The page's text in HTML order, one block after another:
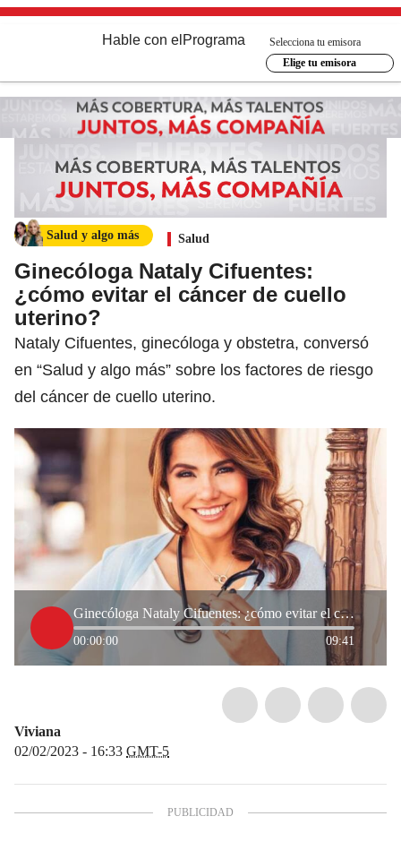
Hable con el Programa
Selecciona tu emisora
Elige tu emisora
Salud y algo más Salud
Ginecóloga Nataly Cifuentes:
¿cómo evitar el cáncer de cuello
uterino?
Nataly Cifuentes, ginecóloga y obstetra, conversó
en “Salud y algo más” sobre los factores de riesgo
del cáncer de cuello uterino.
Ginecóloga Nataly Cifuentes: ¿cómo evitar el cáncer de cuello uterino?
00:00:00 09:41
Viviana
02/02/2023 - 16:33 GMT-5